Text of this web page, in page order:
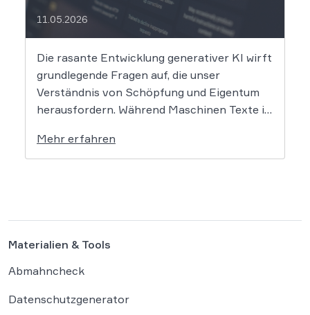
11.05.2026
Die rasante Entwicklung generativer KI wirft
grundlegende Fragen auf, die unser
Verständnis von Schöpfung und Eigentum
herausfordern. Während Maschinen Texte in
Rechtswissenschaft um die Antwort, ob und
wie diese Werke geschützt sind: Ein Problem,
Mehr erfahren
Materialien & Tools
Abmahncheck
Datenschutzgenerator